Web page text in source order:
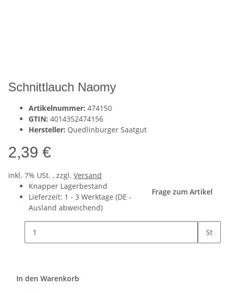
Schnittlauch Naomy
Artikelnummer: 474150
GTIN: 4014352474156
Hersteller: Quedlinburger Saatgut
2,39 €
inkl. 7% USt. , zzgl. Versand
Knapper Lagerbestand
Lieferzeit: 1 - 3 Werktage (DE -
Ausland abweichend)
Frage zum Artikel
St
In den Warenkorb